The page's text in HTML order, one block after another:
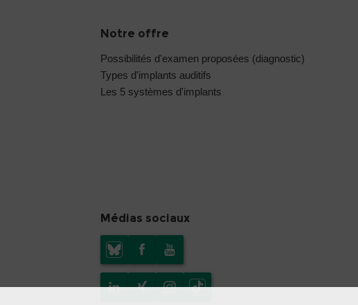
Notre offre
Possibilités d'examen proposées (diagnostic)
Types d'implants auditifs
Les 5 systèmes d'implants
Médias sociaux